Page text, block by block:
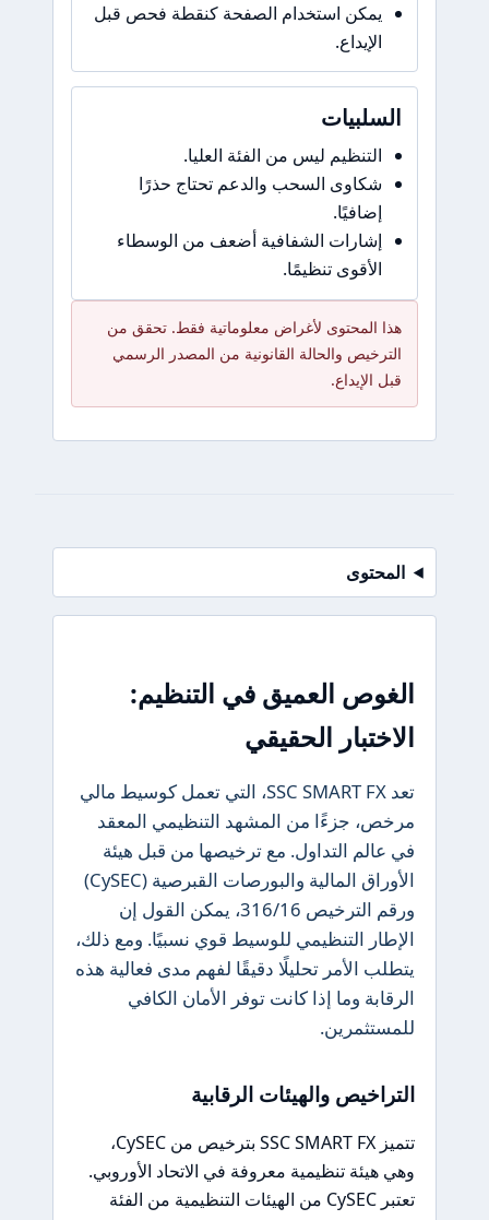
يمكن استخدام الصفحة كنقطة فحص قبل
الإيداع.
السلبيات
التنظيم ليس من الفئة العليا.
شكاوى السحب والدعم تحتاج حذرًا
إضافيًا.
إشارات الشفافية أضعف من الوسطاء
الأقوى تنظيمًا.
هذا المحتوى لأغراض معلوماتية فقط. تحقق من
الترخيص والحالة القانونية من المصدر الرسمي
قبل الإيداع.
المحتوى
الغوص العميق في التنظيم:
الاختبار الحقيقي
تعد SSC SMART FX، التي تعمل كوسيط مالي
مرخص، جزءًا من المشهد التنظيمي المعقد
في عالم التداول. مع ترخيصها من قبل هيئة
الأوراق المالية والبورصات القبرصية (CySEC)
ورقم الترخيص 316/16، يمكن القول إن
الإطار التنظيمي للوسيط قوي نسبيًا. ومع ذلك،
يتطلب الأمر تحليلًا دقيقًا لفهم مدى فعالية هذه
الرقابة وما إذا كانت توفر الأمان الكافي
للمستثمرين.
التراخيص والهيئات الرقابية
تتميز SSC SMART FX بترخيص من CySEC،
وهي هيئة تنظيمية معروفة في الاتحاد الأوروبي.
تعتبر CySEC من الهيئات التنظيمية من الفئة